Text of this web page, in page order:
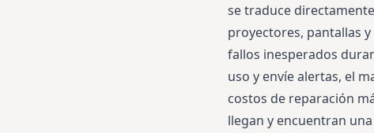
se traduce
proyectores, pantallas
fallos inesperados
uso y envíe alertas, el
costos de reparación
llegan y encuentran